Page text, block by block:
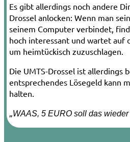
Es gibt allerdings noch andere
Drossel anlocken: Wenn man
seinem Computer verbindet,
hoch interessant und wartet auf
um heimtückisch zuzuschlagen.
Die UMTS-Drossel ist allerdings
entsprechendes Lösegeld kann
halten.
WAAS, 5 EURO soll das